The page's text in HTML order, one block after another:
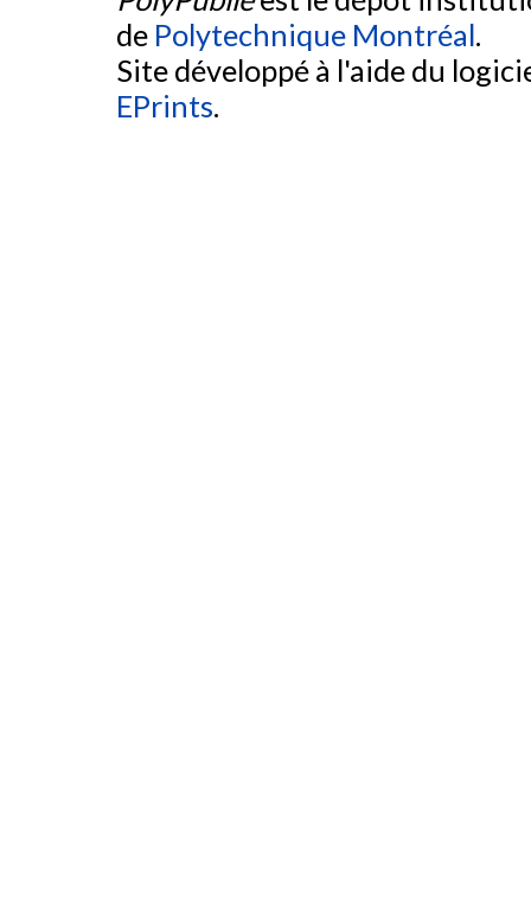
de Polytechnique Montréal.
Site développé à l'aide du
EPrints.